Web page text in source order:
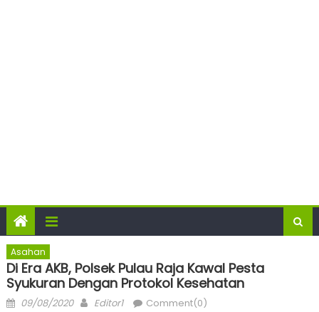
Asahan
Di Era AKB, Polsek Pulau Raja Kawal Pesta
Syukuran Dengan Protokol Kesehatan
Posted
09/08/2020 Author
Editor1 Comment(0)